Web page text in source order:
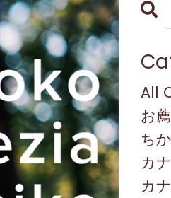
All
お
ち
カ
カ